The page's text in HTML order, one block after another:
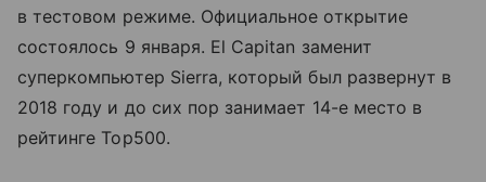
в тестовом режиме. Официальное открытие
состоялось 9 января. El Capitan заменит
суперкомпьютер Sierra, который был развернут в
2018 году и до сих пор занимает 14-е место в
рейтинге Top500.